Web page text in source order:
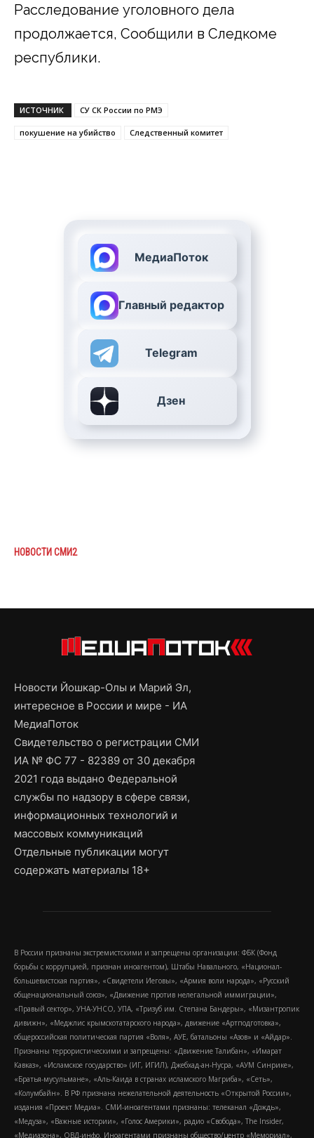
Расследование уголовного дела
продолжается, Сообщили в Следкоме
республики.
ИСТОЧНИК СУ СК России по РМЭ
покушение на убийство Следственный комитет
МедиаПоток
Главный редактор
Telegram
Дзен
НОВОСТИ СМИ2
Новости Йошкар-Олы и Марий Эл,
интересное в России и мире - ИА
МедиаПоток
Свидетельство о регистрации СМИ
ИА № ФС 77 - 82389 от 30 декабря
2021 года выдано Федеральной
службы по надзору в сфере связи,
информационных технологий и
массовых коммуникаций
Отдельные публикации могут
содержать материалы 18+
В России признаны экстремистскими и запрещены организации: ФБК (Фонд
борьбы с коррупцией, признан иноагентом), Штабы Навального, «Национал-
большевистская партия», «Свидетели Иеговы», «Армия воли народа», «Русский
общенациональный союз», «Движение против нелегальной иммиграции»,
«Правый сектор», УНА-УНСО, УПА, «Тризуб им. Степана Бандеры», «Мизантропик
дивижн», «Меджлис крымскотатарского народа», движение «Артподготовка»,
общероссийская политическая партия «Воля», АУЕ, батальоны «Азов» и «Айдар».
Признаны террористическими и запрещены: «Движение Талибан», «Имарат
Кавказ», «Исламское государство» (ИГ, ИГИЛ), Джебхад-ан-Нусра, «АУМ Синрике»,
«Братья-мусульмане», «Аль-Каида в странах исламского Магриба», «Сеть»,
«Колумбайн». В РФ признана нежелательной деятельность «Открытой России»,
издания «Проект Медиа». СМИ-иноагентами признаны: телеканал «Дождь»,
«Медуза», «Важные истории», «Голос Америки», радио «Свобода», The Insider,
«Медиазона», ОВД-инфо. Иноагентами признаны общество/центр «Мемориал»,